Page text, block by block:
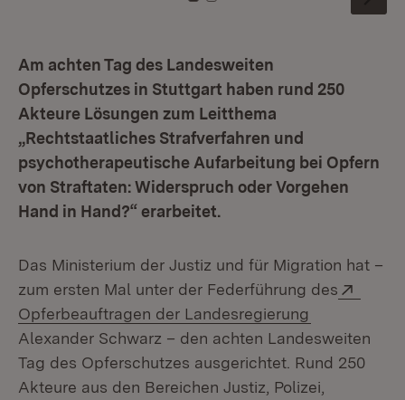
Am achten Tag des Landesweiten
Opferschutzes in Stuttgart haben rund 250
Akteure Lösungen zum Leitthema
„Rechtstaatliches Strafverfahren und
psychotherapeutische Aufarbeitung bei Opfern
von Straftaten: Widerspruch oder Vorgehen
Hand in Hand?“ erarbeitet.
Das Ministerium der Justiz und für Migration hat –
zum ersten Mal unter der Federführung des
Opferbeauftragen der Landesregierung
Alexander Schwarz – den achten Landesweiten
Tag des Opferschutzes ausgerichtet. Rund 250
Akteure aus den Bereichen Justiz, Polizei,